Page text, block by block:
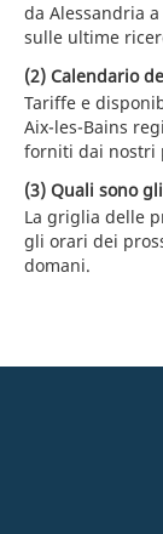
da Alessandria
sulle ultime
(2) Calendario
Tariffe e
Aix-les-Bains
forniti dai nostri
(3) Quali sono
La griglia delle
gli orari dei
domani.